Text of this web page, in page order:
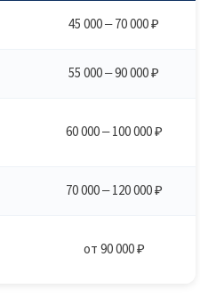
45 000 – 70 000 ₽
55 000 – 90 000 ₽
60 000 – 100 000 ₽
70 000 – 120 000 ₽
от 90 000 ₽